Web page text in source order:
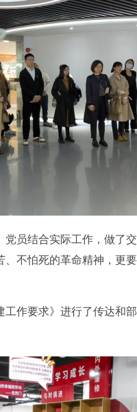
员结合实际工作，做了
不怕死的革命精神，更
作要求》进行了传达和